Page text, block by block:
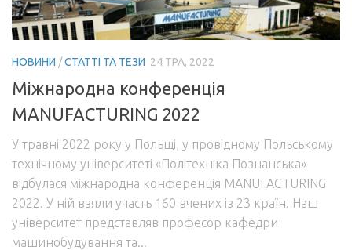
НОВИНИ /СТАТТІ ТА ТЕЗИ 24 ТРА, 2022
Mіжнародна конференція
MANUFACTURING 2022
У травні 2022 року у Польщі, у провідному Польському
технічному університеті «Політехніка Познанська»
відбулася міжнародна конференція MANUFACTURING
2022. У ній взяли участь 160 вчених із 23 країн. Наш
університет представляв професор кафедри
машинобудування та...